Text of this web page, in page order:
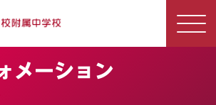
メーション